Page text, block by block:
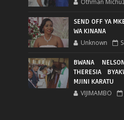
SEND OFF YA
WA KINANA
Unknown
BWANA
THERESIA
MJINI KARATU
VIJIMAMBO